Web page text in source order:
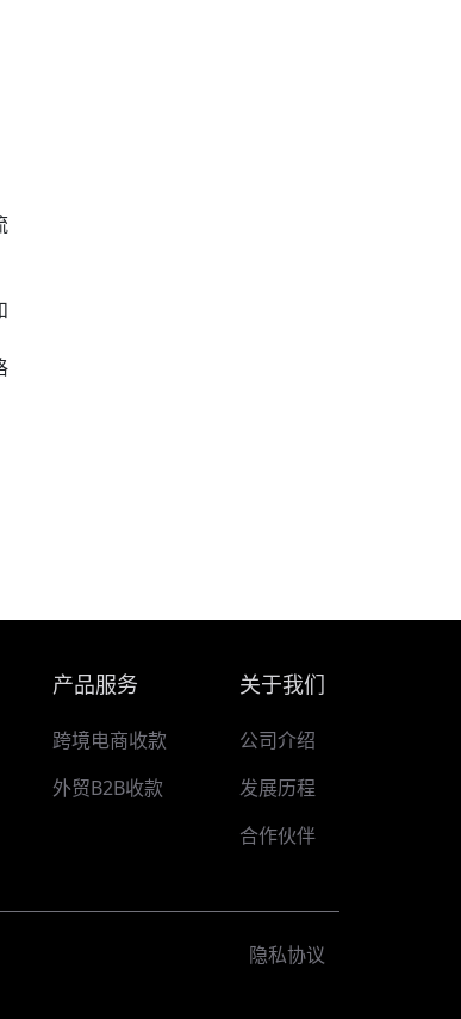
产品服务
跨境电商收款
外贸B2B收款
关于我们
公司介绍
发展历程
合作伙伴
隐私协议